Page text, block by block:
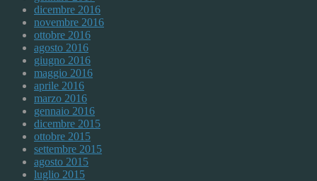
dicembre 2016
novembre 2016
ottobre 2016
agosto 2016
giugno 2016
maggio 2016
aprile 2016
marzo 2016
gennaio 2016
dicembre 2015
ottobre 2015
settembre 2015
agosto 2015
luglio 2015